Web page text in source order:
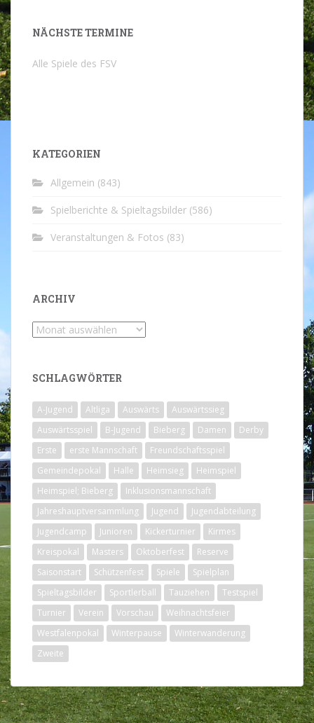
NÄCHSTE TERMINE
Alle Spiele des FSV
KATEGORIEN
Allgemein (843)
Spielberichte & Spieltagsbilder (586)
Veranstaltungen & Fotos (83)
ARCHIV
Archiv
SCHLAGWÖRTER
A-Jugend Altliga Auswärts
Auswärtssieg
Auswärtsspiel
B-Jugend Bieberg Damen
Derby
Erste
erste Mannschaft
Freundschaftsspiel
Gemeindepokal
Halle Heimsieg
Heimspiel
Heimspiel; Bieberg
Inklusionsmannschaft
Jahreshauptversammlung
Jugend
Jugendabteilung
Jugendcamp
Junioren Kickerturnier
Kirmes
Kreispokal
Masters Oktoberfest
Reserve
Saisonstart
Schützenfest Spiele
Spielplan
Spieltagsbilder
Sportlerball Tauziehen
Testspiel
Turnier
Verein Vorschau
Weihnachtsfeier
Westfalenpokal
Winterpause
Winterwanderung
Zweite